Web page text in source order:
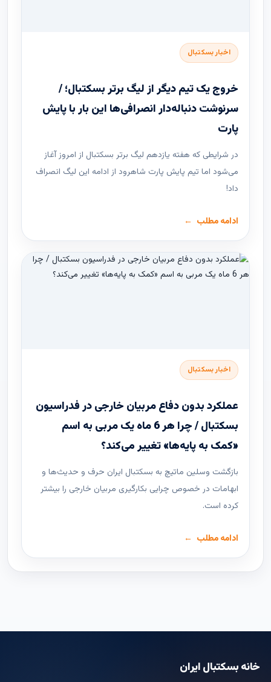
اخبار بسکتبال
خروج یک تیم دیگر از لیگ برتر بسکتبال؛ /
سرنوشت دنباله‌دار انصرافی‌ها این بار با پایش
پارت
در شرایطی که هفته یازدهم لیگ ‌برتر بسکتبال از امروز آغاز
می‌شود اما تیم پایش پارت شاهرود از ادامه این لیگ انصراف
داد!
ادامه مطلب
اخبار بسکتبال
عملکرد بدون دفاع مربیان خارجی در فدراسیون
بسکتبال / چرا هر 6 ماه یک مربی به اسم
«کمک به پایه‌ها» تغییر می‌کند؟
بازگشت وسلین ماتیچ به بسکتبال ایران حرف و حدیث‌ها و
ابهامات در خصوص چرایی بکارگیری مربیان خارجی را بیشتر
کرده است.
ادامه مطلب
خانه بسکتبال ایران